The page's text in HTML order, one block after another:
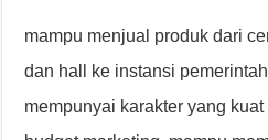
mampu menjual produk dari
dan hall ke instansi
mempunyai karakter yang